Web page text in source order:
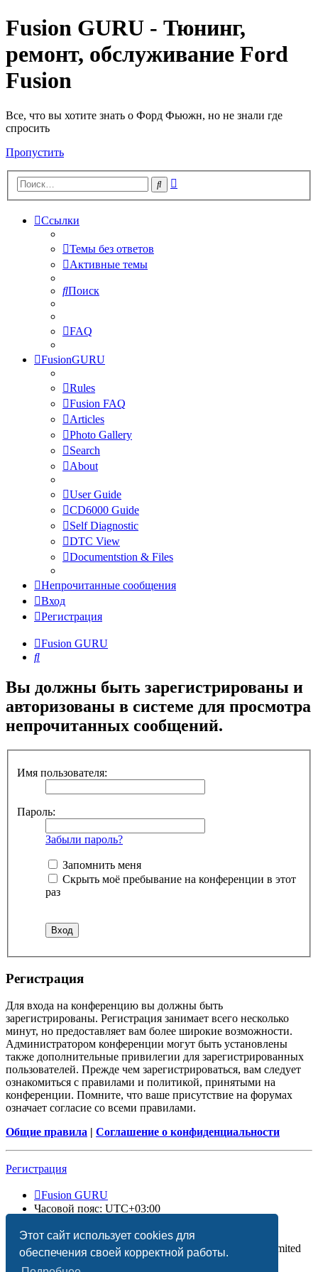
Этот сайт использует cookies для
обеспечения своей корректной работы.
Fusion GURU - Тюнинг,
ремонт, обслуживание Ford
Fusion
Все, что вы хотите знать о Форд Фьюжн, но не знали где
спросить
Пропустить
Поиск
Ссылки
Темы без ответов
Активные темы
Поиск
FAQ
FusionGURU
Rules
Fusion FAQ
Articles
Photo Gallery
Search
About
User Guide
CD6000 Guide
Self Diagnostic
DTC View
Documentstion & Files
Непрочитанные сообщения
Вход
Регистрация
Fusion GURU
Поиск
Вы должны быть зарегистрированы и
авторизованы в системе для просмотра
непрочитанных сообщений.
Имя пользователя:
Пароль:
Забыли пароль?
Запомнить меня
Скрыть моё пребывание на конференции в этот
раз
Регистрация
Для входа на конференцию вы должны быть
зарегистрированы. Регистрация занимает всего несколько
минут, но предоставляет вам более широкие возможности.
Администратором конференции могут быть установлены
также дополнительные привилегии для зарегистрированных
пользователей. Прежде чем зарегистрироваться, вам следует
ознакомиться с правилами и политикой, принятыми на
конференции. Помните, что ваше присутствие на форумах
означает согласие со всеми правилами.
Общие правила | Соглашение о конфиденциальности
Регистрация
Fusion GURU
Часовой пояс: UTC+03:00
Создано на основеphpBB® Forum Software © phpBB Limited